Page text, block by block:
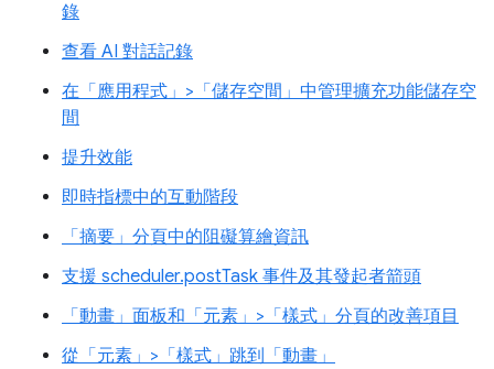
錄
查看 AI 對話記錄
在「應用程式」>「儲存空間」中管理擴充功能儲存空
間
提升效能
即時指標中的互動階段
「摘要」分頁中的阻礙算繪資訊
支援 scheduler.postTask 事件及其發起者箭頭
「動畫」面板和「元素」>「樣式」分頁的改善項目
從「元素」>「樣式」跳到「動畫」